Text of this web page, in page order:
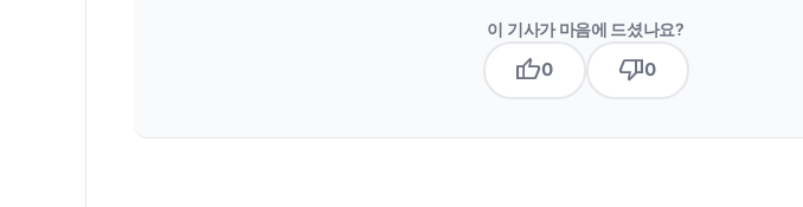
이 기사가 마음에 드셨나요?
thumb_up0 thumb_down0